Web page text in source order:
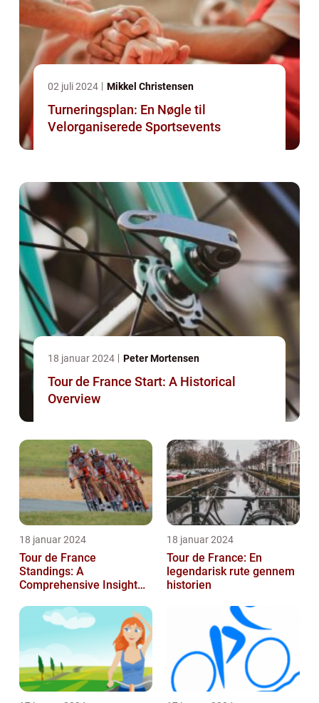
02 juli 2024 Mikkel Christensen
Turneringsplan: En Nøgle til
Velorganiserede Sportsevents
18 januar 2024 Peter Mortensen
Tour de France Start: A Historical
Overview
18 januar 2024
Tour de France
Standings: A
Comprehensive Insight
Race
18 januar 2024
Tour de France: En
legendarisk rute gennem
historien